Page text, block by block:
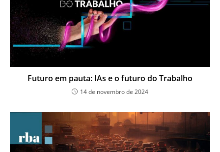
Futuro em pauta: IAs e o futuro do Trabalho
14 de novembro de 2024